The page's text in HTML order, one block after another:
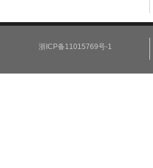
浙ICP备11015769号-1